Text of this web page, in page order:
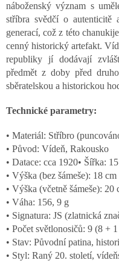
náboženský význam s
stříbra svědčí o autenticitě
generací, což z této
cenný historický artefakt.
republiky jí dodávají
předmět z doby před
sběratelskou a historickou
Technické parametry:
• Materiál: Stříbro
• Původ: Vídeň, Rakousko
• Datace: cca 1920• Šířka:
• Výška (bez šámeše): 18 cm
• Výška (včetně šámeše): 20
• Váha: 156, 9 g
• Signatura: JS (zlatnická
• Počet světlonosičů: 9 (8 + 1
• Stav: Původní patina,
• Styl: Raný 20. století,